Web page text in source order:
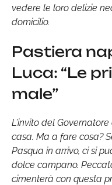
vedere le loro delizie
domicilio.
Pastiera
Luca: “Le
male”
L’invito del
casa. Ma a fare cosa?
Pasqua in arrivo, ci si
dolce campano.
cimenterà con questa